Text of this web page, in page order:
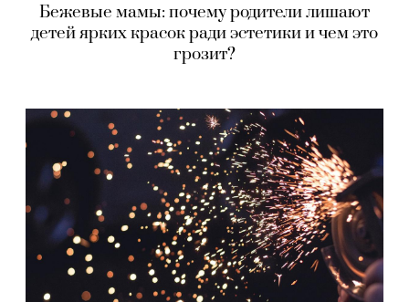
Бежевые мамы: почему родители лишают
детей ярких красок ради эстетики и чем это
грозит?